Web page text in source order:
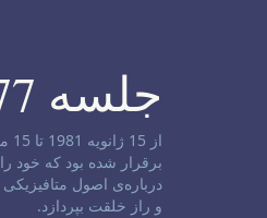
جلسه 77
سلب مسئولیت کانال:
درباره‌ی اصول
و راز خلقت بپردازد.